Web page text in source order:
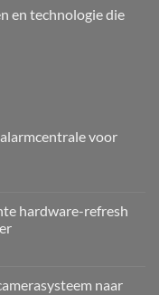
en technologie die
voor
hardware-refresh
naar